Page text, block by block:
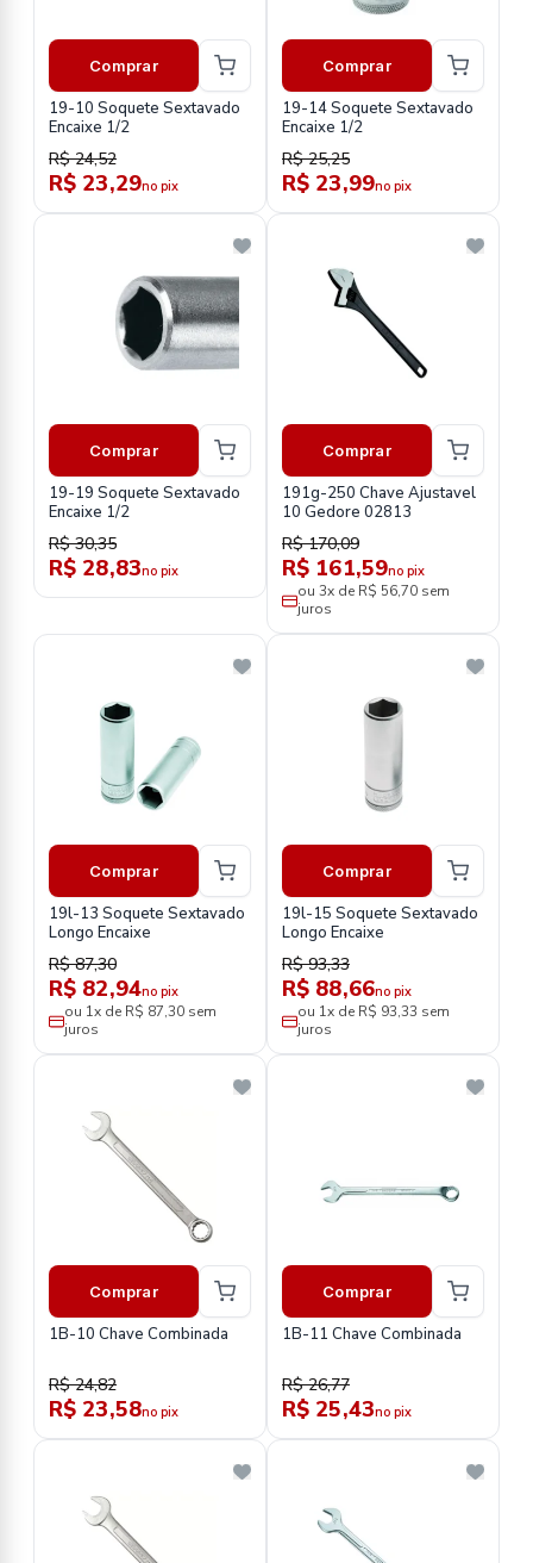
Comprar
19-10 Soquete Sextavado
Encaixe 1/2
R$ 24,52
R$ 23,29no pix
Comprar
19-14 Soquete Sextavado
Encaixe 1/2
R$ 25,25
R$ 23,99no pix
Comprar
19-19 Soquete Sextavado
Encaixe 1/2
R$ 30,35
R$ 28,83no pix
Comprar
191g-250 Chave Ajustavel
10 Gedore 02813
R$ 170,09
R$ 161,59no pix
ou 3x de R$ 56,70 sem
juros
Comprar
19l-13 Soquete Sextavado
Longo Encaixe
R$ 87,30
R$ 82,94no pix
ou 1x de R$ 87,30 sem
juros
Comprar
19l-15 Soquete Sextavado
Longo Encaixe
R$ 93,33
R$ 88,66no pix
ou 1x de R$ 93,33 sem
juros
Comprar
1B-10 Chave Combinada
R$ 24,82
R$ 23,58no pix
Comprar
1B-11 Chave Combinada
R$ 26,77
R$ 25,43no pix